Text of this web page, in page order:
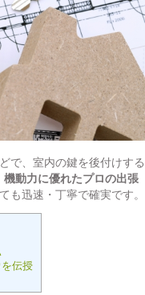
で、室内の鍵を後付けする
機動力に優れたプロの出張
も迅速・丁寧で確実です。
伝授